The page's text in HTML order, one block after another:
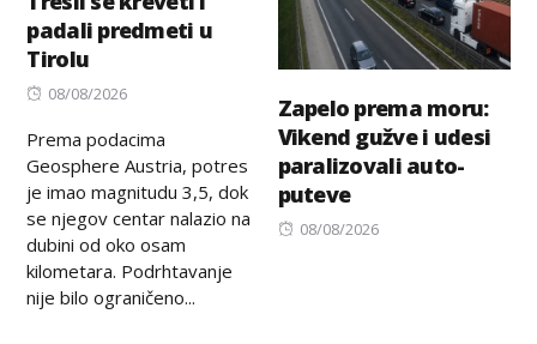
padali predmeti u
Tirolu
Posted
08/08/2026
Prema podacima
Geosphere Austria, potres
je imao magnitudu 3,5, dok
se njegov centar nalazio na
dubini od oko osam
kilometara. Podrhtavanje
nije bilo ograničeno...
Zapelo prema moru:
Vikend gužve i udesi
paralizovali auto-
puteve
Posted
08/08/2026